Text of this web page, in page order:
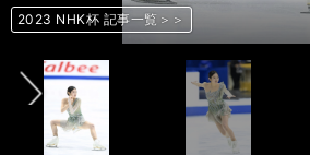
2023 NHK杯 記事一覧＞＞
2023 NHK杯 記事一覧＞＞
2023 NHK杯 記事一覧＞＞
2023 NHK杯 記事一覧＞＞
2023 NHK杯 記事一覧＞＞
2023 NHK杯 記事一覧＞＞
2023 NHK杯 記事一覧＞＞
2023 NHK杯 記事一覧＞＞
2023 NHK杯 記事一覧＞＞
2023 NHK杯 記事一覧＞＞
2023 NHK杯 記事一覧＞＞
2023 NHK杯 記事一覧＞＞
2023 NHK杯 記事一覧＞＞
2023 NHK杯 記事一覧＞＞
2023 NHK杯 記事一覧＞＞
2023 NHK杯 記事一覧＞＞
2023 NHK杯 記事一覧＞＞
2023 NHK杯 記事一覧＞＞
2023 NHK杯 記事一覧＞＞
2023 NHK杯 記事一覧＞＞
2023 NHK杯 記事一覧＞＞
2023 NHK杯 記事一覧＞＞
2023 NHK杯 記事一覧＞＞
2023 NHK杯 記事一覧＞＞
2023 NHK杯 記事一覧＞＞
2023 NHK杯 記事一覧＞＞
2023 NHK杯 記事一覧＞＞
2023 NHK杯 記事一覧＞＞
2023 NHK杯 記事一覧＞＞
2023 NHK杯 記事一覧＞＞
2023 NHK杯 記事一覧＞＞
2023 NHK杯 記事一覧＞＞
2023 NHK杯 記事一覧＞＞
2023 NHK杯 記事一覧＞＞
2023 NHK杯 記事一覧＞＞
2023 NHK杯 記事一覧＞＞
2023 NHK杯 記事一覧＞＞
2023 NHK杯 記事一覧＞＞
2023 NHK杯 記事一覧＞＞
2023 NHK杯 記事一覧＞＞
前へ